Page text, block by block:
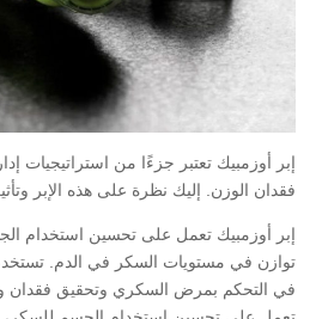
إبر أوزمبيك تعتبر جزءًا من استراتيجيات
فقدان الوزن. إليك نظرة على هذه الإبر
إبر أوزمبيك تعمل على تحسين استخدام
توازن في مستويات السكر في الدم. تستخدم
في التحكم بمرض السكري وتحقيق